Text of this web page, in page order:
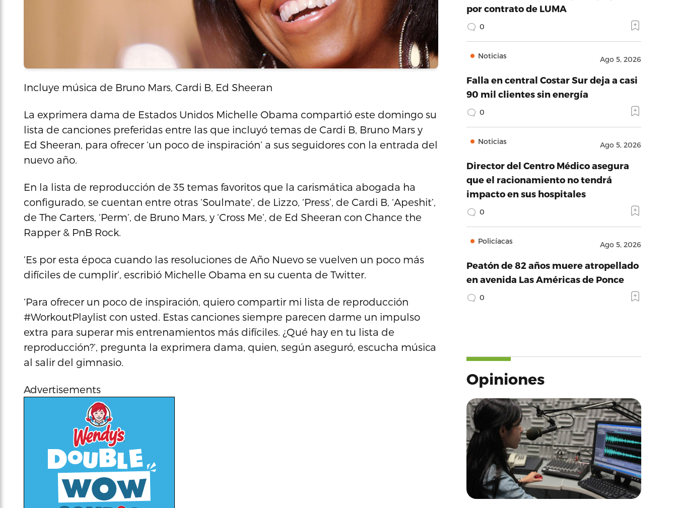
Incluye música de Bruno Mars, Cardi B, Ed Sheeran
La exprimera dama de Estados Unidos Michelle Obama compartió este domingo su
lista de canciones preferidas entre las que incluyó temas de Cardi B, Bruno Mars y
Ed Sheeran, para ofrecer ‘un poco de inspiración’ a sus seguidores con la entrada del
nuevo año.
En la lista de reproducción de 35 temas favoritos que la carismática abogada ha
configurado, se cuentan entre otras ‘Soulmate’, de Lizzo, ‘Press’, de Cardi B, ‘Apeshit’,
de The Carters, ‘Perm’, de Bruno Mars, y ‘Cross Me’, de Ed Sheeran con Chance the
Rapper & PnB Rock.
‘Es por esta época cuando las resoluciones de Año Nuevo se vuelven un poco más
difíciles de cumplir’, escribió Michelle Obama en su cuenta de Twitter.
‘Para ofrecer un poco de inspiración, quiero compartir mi lista de reproducción
#WorkoutPlaylist con usted. Estas canciones siempre parecen darme un impulso
extra para superar mis entrenamientos más difíciles. ¿Qué hay en tu lista de
reproducción?’, pregunta la exprimera dama, quien, según aseguró, escucha música
al salir del gimnasio.
Advertisements
por contrato de LUMA
0
Noticias Ago 5, 2026
Falla en central Costar Sur deja a casi
90 mil clientes sin energía
0
Noticias Ago 5, 2026
Director del Centro Médico asegura
que el racionamiento no tendrá
impacto en sus hospitales
0
Policíacas Ago 5, 2026
Peatón de 82 años muere atropellado
en avenida Las Américas de Ponce
0
Opiniones